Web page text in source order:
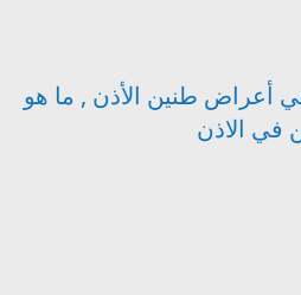
أعراض طنين الأذن , ما هو
الاذن